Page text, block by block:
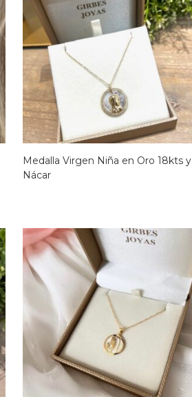
Medalla Virgen Niña en Oro 18kts y
Nácar